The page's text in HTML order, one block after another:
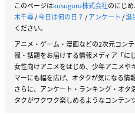
このページはkusuguru株式会社のにじ
木千尋/今日は何の日？ /アンケート /誕
ください。
アニメ・ゲーム・漫画などの2次元コン
報・話題をお届けする情報メディア「に
女性向けアニメをはじめ、少年アニメや
マーにも幅を広げ、オタクが気になる情
さらに、アンケート・ランキング・オタ
タクがワクワク楽しめるようなコンテン